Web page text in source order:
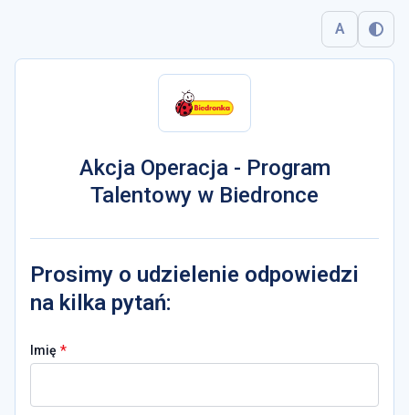
A
Akcja Operacja - Program
Talentowy w Biedronce
Prosimy o udzielenie odpowiedzi
na kilka pytań:
Imię *